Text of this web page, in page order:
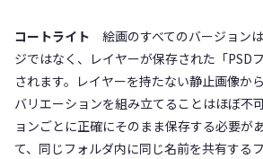
コートライト 絵画のすべてのバージョン
ジではなく、レイヤーが保存された「PSD
されます。レイヤーを持たない静止画像か
バリエーションを組み立てることはほぼ不
ョンごとに正確にそのまま保存する必要が
て、同じフォルダ内に同じ名前を共有する